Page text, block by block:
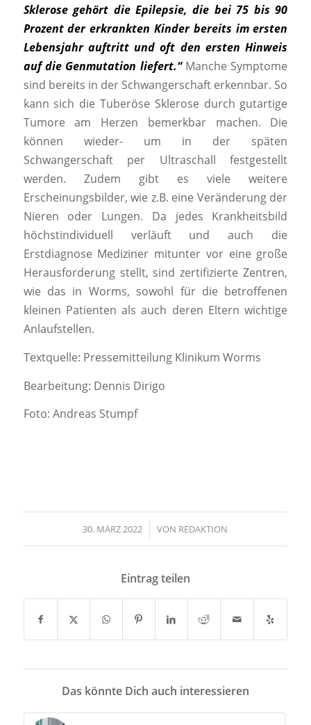
Sklerosegehört die Epilepsie, die bei 75 bis 90
Prozent der erkrankten Kinder bereits im ersten
Lebensjahr auftritt und oft den ersten Hinweis
auf die Genmutation liefert.“ Manche Symptome
sind bereits in der Schwangerschaft erkennbar. So
kann sich die Tuberöse Sklerose durch gutartige
Tumore am Herzen bemerkbar machen. Die
können wieder- um in der späten
Schwangerschaft per Ultraschall festgestellt
werden. Zudem gibt es viele weitere
Erscheinungsbilder, wie z.B. eine Veränderung der
Nieren oder Lungen. Da jedes Krankheitsbild
höchstindividuell verläuft und auch die
Erstdiagnose Mediziner mitunter vor eine große
Herausforderung stellt, sind zertifizierte Zentren,
wie das in Worms, sowohl für die betroffenen
kleinen Patienten als auch deren Eltern wichtige
Anlaufstellen.
Textquelle: Pressemitteilung Klinikum Worms
Bearbeitung: Dennis Dirigo
Foto: Andreas Stumpf
30. MÄRZ 2022
/ VON REDAKTION
Eintrag teilen
Das könnte Dich auch interessieren